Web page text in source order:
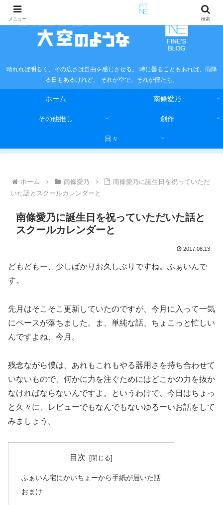
晴れれば明るく、その広さは自由を感じさせる。 時に曇ることもあれば、雨降
る日もあるけれど。 それが空で、それが僕たち。
ホーム 南條愛乃
その他推し 創作
日々
ホーム 南條愛乃
南條愛乃に誕生日を祝っていただ
いた話とスクールカレンダーと
南條愛乃に誕生日を祝っていただいた話と
スクールカレンダーと
2017.08.13
どもどもー、少しばかりお久しぶりですね。ふぁいんで
す。
先月はそこそこ更新していたのですが、今月に入って一気
にペースが落ちました。ま、単純な話、ちょこっと忙しい
んですよね、今月。
残念ながら僕は、あれもこれもやる器用さを持ち合わせて
いないもので、何かに力を注ぐためにはどこかの力を抜か
なければならないんですよ。というわけで、今日はちょっ
と久々に、レビューでもなんでもないゆるーいお話をして
みましょう。
目次
ふぁいん宅にかいちょーから手紙が届いた話
おまけ
メニュー 検索